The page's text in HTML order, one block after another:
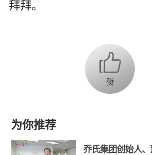
拜拜。
为你推荐
乔氏集团创始人